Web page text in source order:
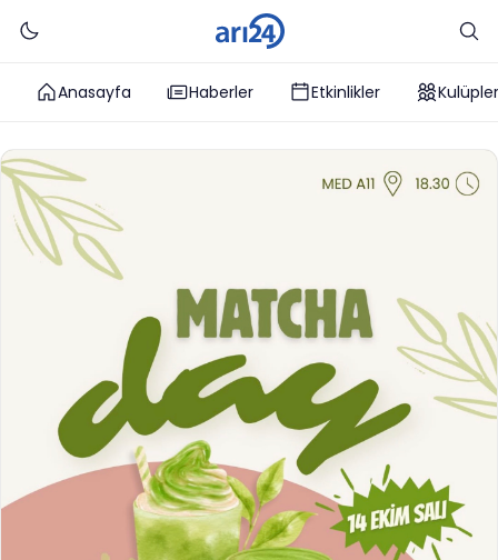
Anasayfa Haberler Etkinlikler Kulüpler